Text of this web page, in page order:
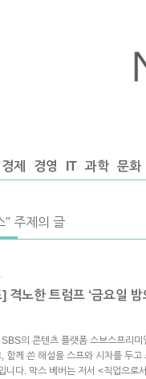
경제 경영 IT 과학 문화
" 주제의 글
격노한 트럼프 ‘금요일
의 콘텐츠 플랫폼 스브스프리
함께 쓴 해설을 스프와 시차를 두
니다. 막스 베버는 저서 <직업으로